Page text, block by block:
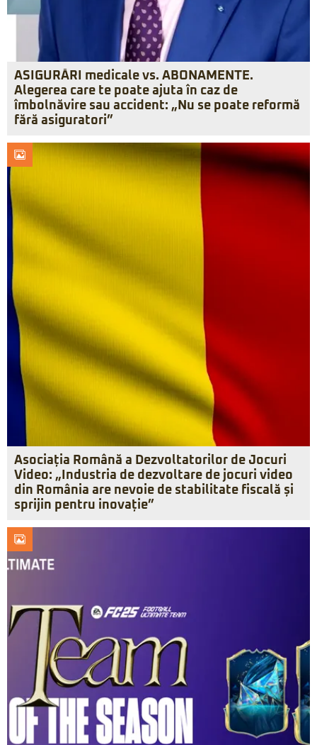
ASIGURĂRI medicale vs. ABONAMENTE.
Alegerea care te poate ajuta în caz de
îmbolnăvire sau accident: „Nu se poate reformă
fără asiguratori”
Asociația Română a Dezvoltatorilor de Jocuri
Video: „Industria de dezvoltare de jocuri video
din România are nevoie de stabilitate fiscală și
sprijin pentru inovație”